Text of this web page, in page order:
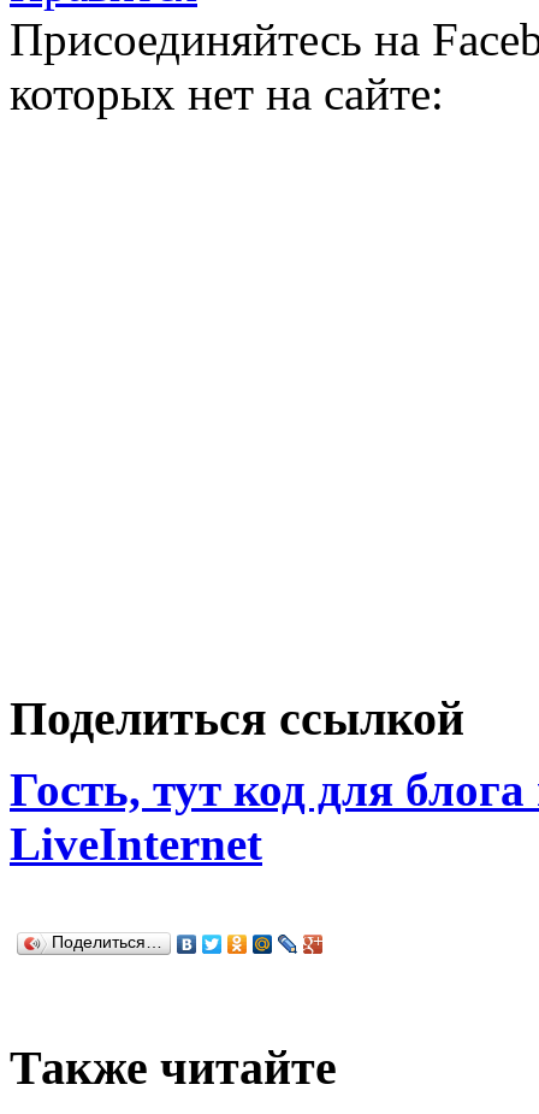
Присоединяйтесь на
которых нет на сайте:
Поделиться ссылкой
Гость, тут код для
LiveInternet
Поделиться…
Также читайте